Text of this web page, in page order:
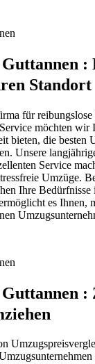
:
Standort
für reibungslose
möchten wir
bieten, die besten
Unsere
Service
Umzüge.
Ihre
es Ihnen,